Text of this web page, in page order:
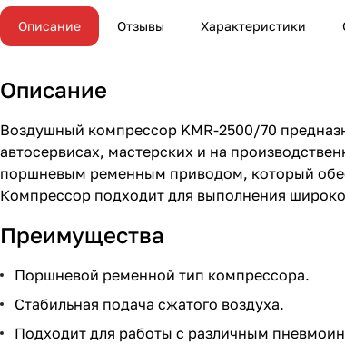
Описание Отзывы Характеристики
Описание
Воздушный компрессор KMR-2500/70
автосервисах, мастерских и на
поршневым ременным приводом, который
Компрессор подходит для выполнения
Преимущества
Поршневой ременной тип компрессора.
Стабильная подача сжатого воздуха.
Подходит для работы с различным